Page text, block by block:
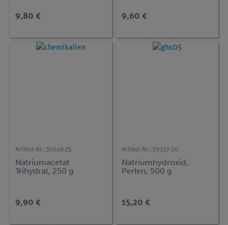
9,80 € 9,60 €
Artikel-Nr.:30149-25
Natriumacetat
Trihydrat, 250 g
9,90 €
Artikel-Nr.:30157-50
Natriumhydroxid,
Perlen, 500 g
15,20 €